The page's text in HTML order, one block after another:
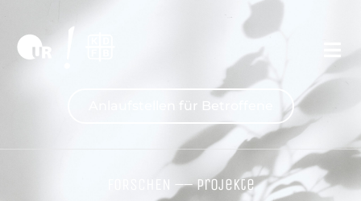
Anlaufstellen für Betroffene
––Projekte